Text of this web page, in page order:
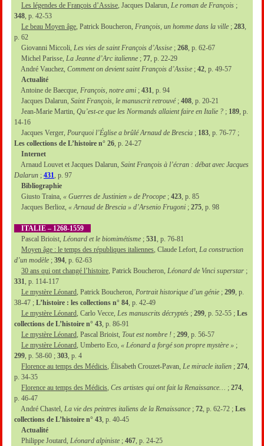
Les légendes de François d’Assise , Jacques Dalarun, Le roman de François ;
348 , p. 42-53
Le beau Moyen âge , Patrick Boucheron, François, un homme dans la ville ; 283
p. 62
Giovanni Miccoli, Les vies de saint François d’Assise ; 268 , p. 62-67
Michel Parisse, La Jeanne d’Arc italienne ; 77 , p. 22-29
André Vauchez, Comment on devient saint François d’Assise ; 42 , p. 49-57
Actualité
Antoine de Baecque, François, notre ami ; 431 , p. 94
Jacques Dalarun, Saint François, le manuscrit retrouvé; 408 , p. 20-21
Jean-Marie Martin, Qu’est-ce que les Normands allaient faire en Italie ? ; 189 , p.
14-16
Jacques Verger, Pourquoi l’Église a brûlé Arnaud de Brescia ; 183 , p. 76-77 ;
Les collections de L’histoire n° 26 , p. 24-27
Internet
Arnaud Louvet et Jacques Dalarun, Saint François à l’écran : débat avec Jacques
Dalarun ; 431 , p. 97
Bibliographie
Giusto Traina, « Guerres de Justinien » de Procope ; 423 , p. 85
Jacques Berlioz, « Arnaud de Brescia » d’Arsenio Frugoni ; 275 , p. 98
ITALIE – 1268-1559
Pascal Brioist, Léonard et le biomimétisme ; 531 , p. 76-81
Moyen âge : le temps des républiques italiennes , Claude Lefort, La construction
d’un modèle ; 394 , p. 62-63
30 ans qui ont changé l’histoire , Patrick Boucheron, Léonard de Vinci superstar ;
331 , p. 114-117
Le mystère Léonard , Patrick Boucheron, Portrait historique d’un génie ; 299 , p.
38-47 ; L’histoire : les collections n° 84 , p. 42-49
Le mystère Léonard , Carlo Vecce, Les manuscrits décryptés ; 299 , p. 52-55 ; Les
collections de L’histoire n° 43 , p. 86-91
Le mystère Léonard , Pascal Brioist, Tout est nombre ! ; 299 , p. 56-57
Le mystère Léonard , Umberto Eco, « Léonard a forgé son propre mystère » ;
299 , p. 58-60 ; 303 , p. 4
Florence au temps des Médicis , Élisabeth Crouzet-Pavan, Le miracle italien ; 274
p. 34-35
Florence au temps des Médicis Ces artistes qui ont fait la Renaissance… ; 274
p. 46-47
André Chastel, La vie des peintres italiens de la Renaissance ; 72 , p. 62-72 ; Les
collections de L’histoire n° 43 , p. 40-45
Actualité
Philippe Joutard, Léonard alpiniste ; 467 , p. 24-25